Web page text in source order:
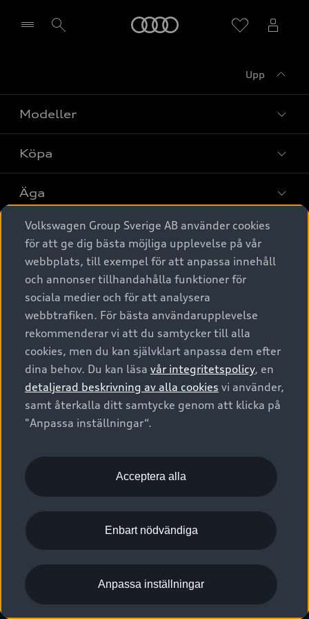
Upp
Modeller
Alla modeller
Elbilar
A6 modellerna
SUV
Avant
Audi Sport
Köpa
Privaterbjudanden
Privatleasing
Nya bilar i lager
Begagnade bilar i lager
Audi approved :plus - så gott som nya
Finansiering
Audi exclusive
Provkörning
Äga
Service & tillbehör
Audi digital services
Originaltillbehör - köp online
Garantier
Försäkring
Digitala manualer för din Audi
Audi Collection – livsstilsartiklar
Vanliga frågor
2G/3G nätet stängs ned - Hur påverkas min bil av detta?
Tjänstebil
Tjänstebil
Business lease online
Företagsleasing
Om Audi Sverige
Kontakta oss
Audi Återförsäljare/-serviceverkstad
myAudi
Pressmeddelanden
Nyhetsbrev
Vårt hållbarhetsarbete
Lediga tjänster huvudkontor
Lediga tjänster hos Audi Återförsäljare
Kommentar till mediauppgifter om dataläcka
© 2026 AUDI SVERIGE. All Rights Reserved.
Utgivare Juridiskt
Juridiskt Audi AG
Juridiskt Audi Digital Giveaway
Anpassa inställningar för cookies
Visselblåsarkanaler
Volkswagen Group Sverige AB använder cookies
för att ge dig bästa möjliga upplevelse på vår
webbplats, till exempel för att anpassa innehåll
och annonser tillhandahålla funktioner för
sociala medier och för att analysera
webbtrafiken. För bästa användarupplevelse
rekommenderar vi att du samtycker till alla
cookies, men du kan självklart anpassa dem efter
dina behov. Du kan läsa vår integritetspolicy, en
detaljerad beskrivning av alla cookies vi använder,
samt återkalla ditt samtycke genom att klicka på
"Anpassa inställningar“.
Acceptera alla
Enbart nödvändiga
Anpassa inställningar